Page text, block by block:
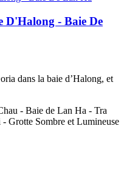
D'Halong - Baie De
dans la baie d’Halong, et
- Baie de Lan Ha - Tra
Grotte Sombre et Lumineuse